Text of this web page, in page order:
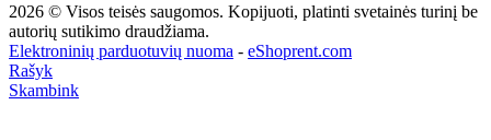
2026 © Visos teisės saugomos. Kopijuoti, platinti svetainės turinį be
autorių sutikimo draudžiama.
Elektroninių parduotuvių nuoma - eShoprent.com
Rašyk
Skambink